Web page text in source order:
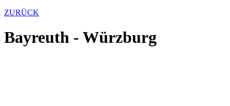
ZURÜCK
Bayreuth - Würzburg